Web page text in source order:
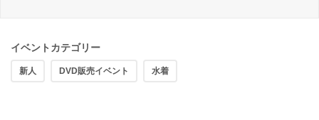
イベントカテゴリー
新人 DVD販売イベント 水着